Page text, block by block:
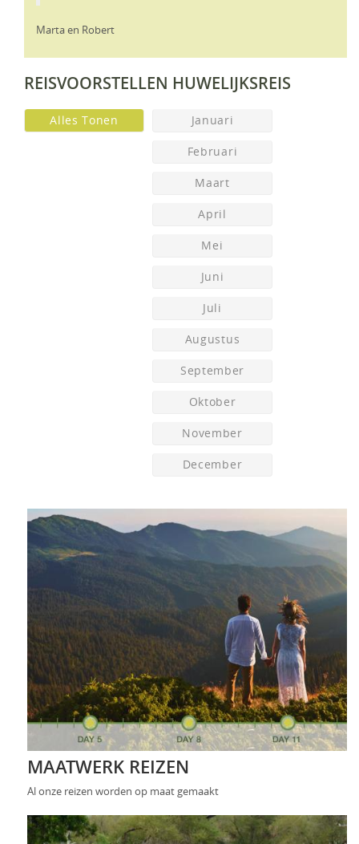
Marta en Robert
REISVOORSTELLEN HUWELIJKSREIS
Alles Tonen Januari
Februari
Maart
April
Mei
Juni
Juli
Augustus
September
Oktober
November
December
MAATWERK REIZEN
Al onze reizen worden op maat gemaakt